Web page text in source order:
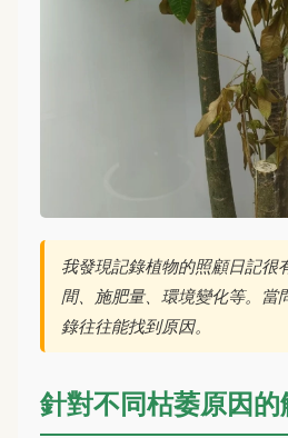
我發現記錄植物的照顧日記很
間、施肥量、環境變化等。當
錄往往能找到原因。
針對不同枯萎原因